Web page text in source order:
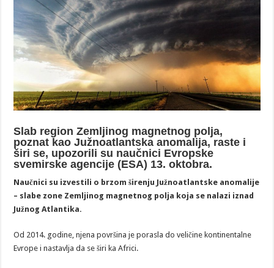
Slab region Zemljinog magnetnog polja,
poznat kao Južnoatlantska anomalija, raste i
širi se, upozorili su naučnici Evropske
svemirske agencije (ESA) 13. oktobra.
Naučnici su izvestili o brzom širenju Južnoatlantske anomalije
– slabe zone Zemljinog magnetnog polja koja se nalazi iznad
Južnog Atlantika.
Od 2014. godine, njena površina je porasla do veličine kontinentalne
Evrope i nastavlja da se širi ka Africi.